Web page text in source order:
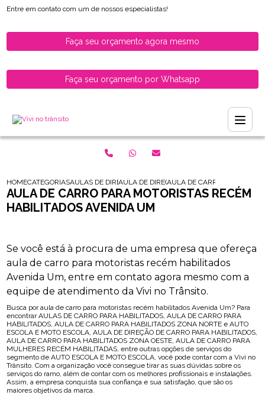
Entre em contato com um de nossos especialistas!
Faça seu orçamento agora mesmo
Faça seu orçamento por Whatsapp
HOMECATEGORIASAULAS DE DIRECAO PARA HABILITADOS
AULA DE DIRECAO PARA HABILITADOS
AULA DE CARRO PARA
AULA DE CARRO PARA MOTORISTAS RECÉM
HABILITADOS AVENIDA UM
Se você está à procura de uma empresa que ofereça
aula de carro para motoristas recém habilitados
Avenida Um, entre em contato agora mesmo com a
equipe de atendimento da Vivi no Trânsito.
Busca por aula de carro para motoristas recém habilitados Avenida Um? Para
encontrar AULAS DE CARRO PARA HABILITADOS, AULA DE CARRO PARA
HABILITADOS, AULA DE CARRO PARA HABILITADOS ZONA NORTE e AUTO
ESCOLA E MOTO ESCOLA, AULA DE DIREÇÃO DE CARRO PARA HABILITADOS,
AULA DE CARRO PARA HABILITADOS ZONA OESTE, AULA DE CARRO PARA
MULHERES RECÉM HABILITADAS, entre outras opções de serviços do
segmento de AUTO ESCOLA E MOTO ESCOLA, você pode contar com a Vivi no
Trânsito. Com a organização você consegue tirar as suas dúvidas sobre os
serviços do ramo, além de contar com os melhores profissionais e instalações.
Assim, a empresa conquista sua confiança e sua satisfação, que são os
maiores objetivos da marca.